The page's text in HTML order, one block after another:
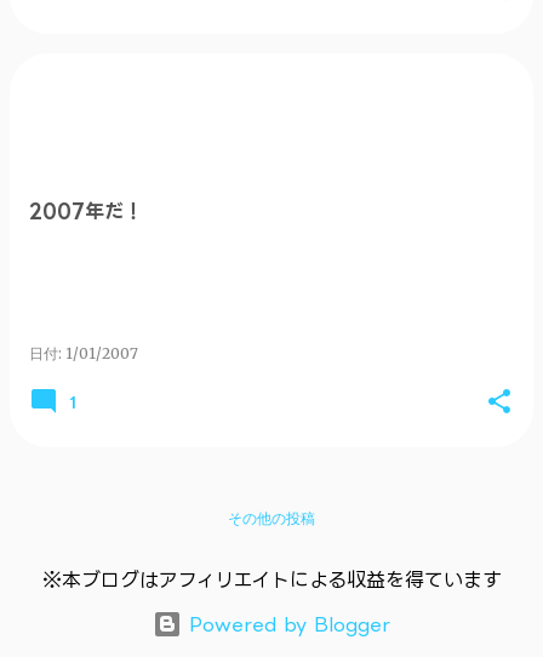
2007年だ！
日付: 1/01/2007
1
その他の投稿
※本ブログはアフィリエイトによる収益を得ています
Powered by Blogger